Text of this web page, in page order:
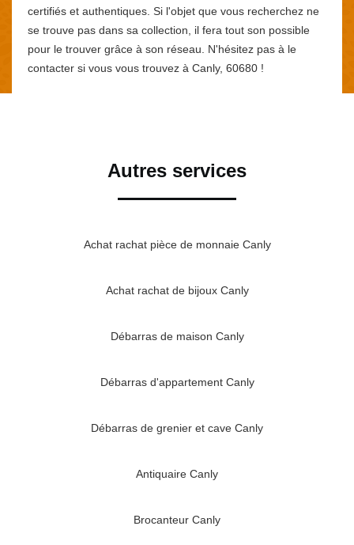
certifiés et authentiques. Si l'objet que vous recherchez ne
se trouve pas dans sa collection, il fera tout son possible
pour le trouver grâce à son réseau. N'hésitez pas à le
contacter si vous vous trouvez à Canly, 60680 !
Autres services
Achat rachat pièce de monnaie Canly
Achat rachat de bijoux Canly
Débarras de maison Canly
Débarras d'appartement Canly
Débarras de grenier et cave Canly
Antiquaire Canly
Brocanteur Canly